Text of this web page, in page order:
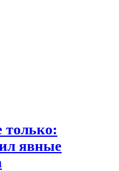
только:
явные